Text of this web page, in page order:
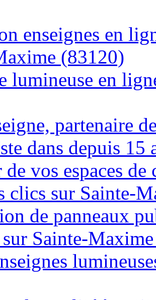
enseignes en
(83120)
lumineuse en
partenaire
dans depuis
de vos espaces
clics sur Sainte-
de panneaux
Sainte-